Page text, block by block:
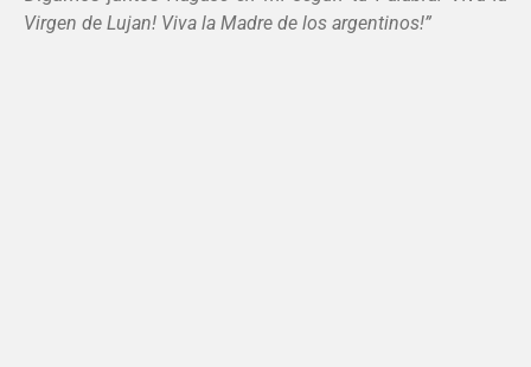
Virgen de Lujan! Viva la Madre de los argentinos!”